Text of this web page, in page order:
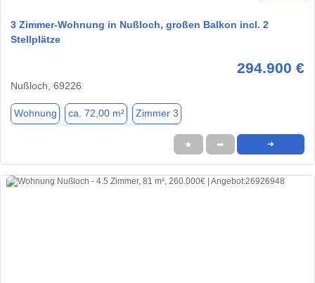
3 Zimmer-Wohnung in Nußloch, großen Balkon incl. 2
Stellplätze
294.900 €
Nußloch, 69226
Wohnung ca. 72,00 m² Zimmer 3
★ ➦ ➜